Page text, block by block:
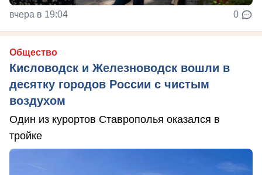
вчера в 19:04 0
Общество
Кисловодск и Железноводск вошли в
десятку городов России с чистым
воздухом
Один из курортов Ставрополья оказался в
тройке